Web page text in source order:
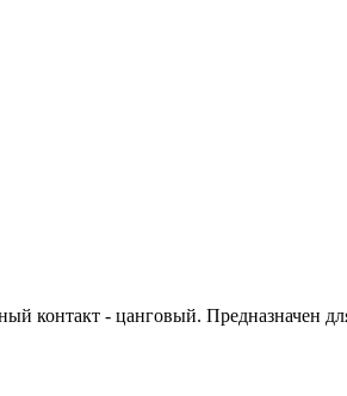
контакт - цанговый. Предназначен